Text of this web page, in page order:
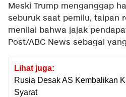
Meski Trump menganggap
seburuk saat pemilu, taipan
menilai bahwa jajak
Post/ABC News sebagai
Lihat juga:
Rusia Desak AS Kembalikan
Syarat